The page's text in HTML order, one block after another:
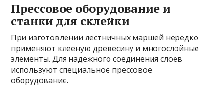
Прессовое оборудование и
станки для склейки
При изготовлении лестничных маршей нередко
применяют клееную древесину и многослойные
элементы. Для надежного соединения слоев
используют специальное прессовое
оборудование.